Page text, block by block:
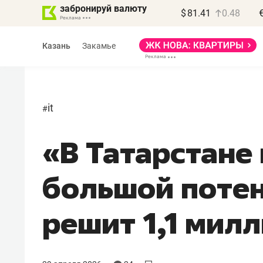
забронируй валюту $ 81.41 0.48
Казань Закамье
#it
«В
большой
решит 1,1
Василь Мазитов
МАРТ
«Не зная местных
правил, бизнес может
потерять минимум
полгода»